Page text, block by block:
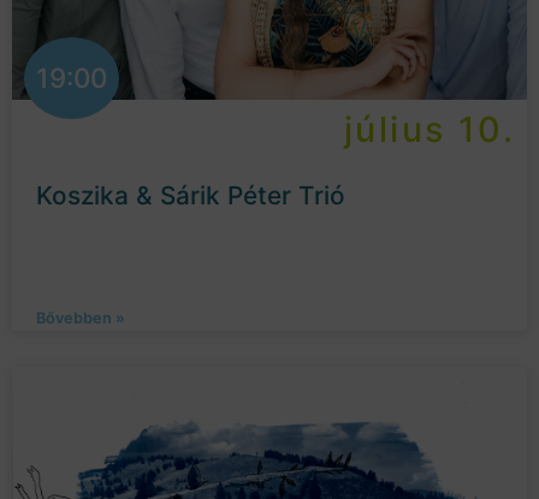
19:00
július 10.
Koszika & Sárik Péter Trió
Bővebben »